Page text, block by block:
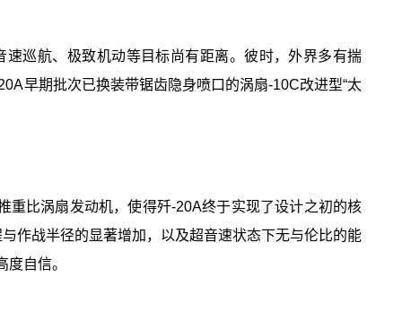
巡航、极致机动等目标尚有距离。彼时，外界多有揣
早期批次已换装带锯齿隐身喷口的涡扇-10C改进型“太
重比涡扇发动机，使得歼-20A终于实现了设计之初的核
作战半径的显著增加，以及超音速状态下无与伦比的能
自信。